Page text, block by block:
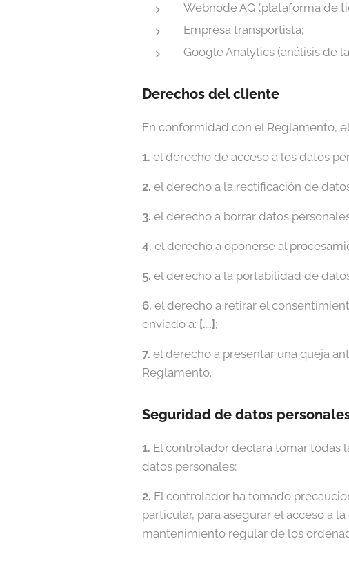
Webnode AG (plataforma de
Empresa transportista;
Google Analytics (análisis de
Derechos del cliente
En conformidad con el Reglamento,
1. el derecho de acceso a los datos
2. el derecho a la rectificación de
3. el derecho a borrar datos
4. el derecho a oponerse al
5. el derecho a la portabilidad de
6. el derecho a retirar el
enviado a: [….] ;
7. el derecho a presentar una queja
Reglamento.
Seguridad de datos
1. El controlador declara tomar todas
datos personales;
2. El controlador ha tomado
particular, para asegurar el acceso a
mantenimiento regular de los